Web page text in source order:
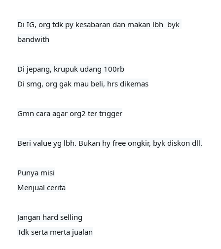
Di IG, org tdk py kesabaran dan makan lbh  byk
bandwith
Di jepang, krupuk udang 100rb
Di smg, org gak mau beli, hrs dikemas
Gmn cara agar org2 ter trigger
Beri value yg lbh. Bukan hy free ongkir, byk diskon dll.
Punya misi
Menjual cerita
Jangan hard selling
Tdk serta merta jualan